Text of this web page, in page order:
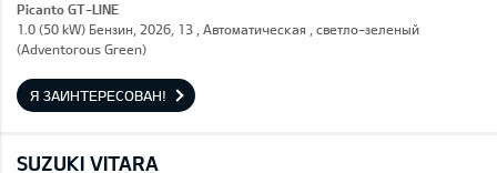
Picanto GT-LINE
1.0 (50 kW) Бензин, 2026, 13 , Автоматическая , светло-зеленый
(Adventorous Green)
Я ЗАИНТЕРЕСОВАН!
SUZUKI VITARA